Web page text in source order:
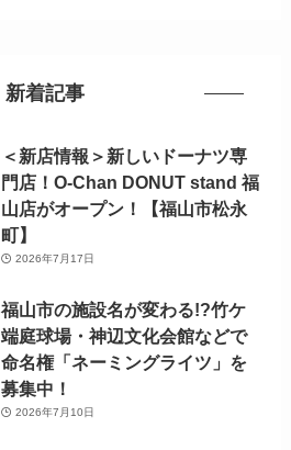
新着記事
＜新店情報＞新しいドーナツ専
門店！O-Chan DONUT stand 福
山店がオープン！【福山市松永
町】
2026年7月17日
福山市の施設名が変わる!?竹ケ
端庭球場・神辺文化会館などで
命名権「ネーミングライツ」を
募集中！
2026年7月10日